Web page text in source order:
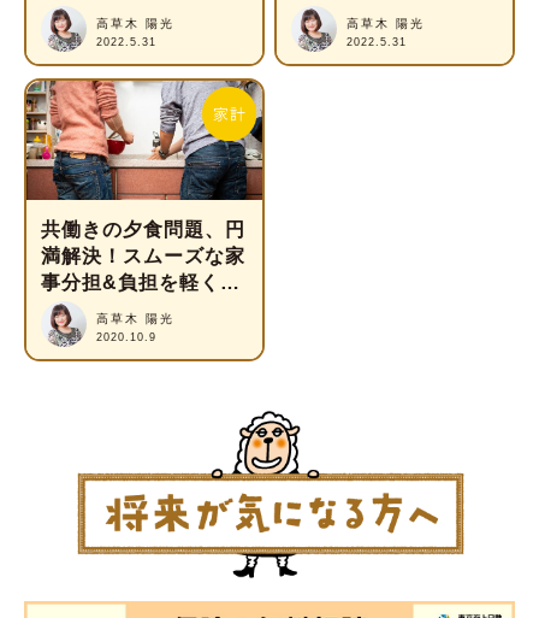
紹介
高草木 陽光
2022.5.31
なるコツ高草木 陽光
2022.5.31
共働きの夕食問題、円
満解決！スムーズな家
事分担&負担を軽くす
る16のテクニック
高草木 陽光
2020.10.9